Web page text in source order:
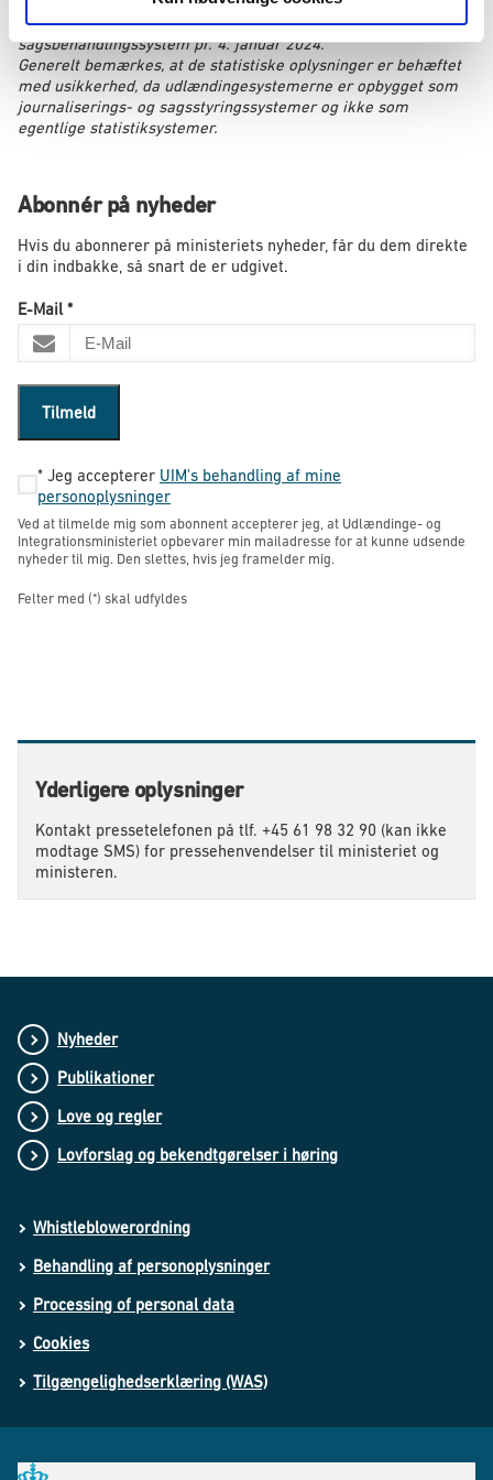
registreringer i udlændingemyndighedernes elektroniske
sagsbehandlingssystem pr. 4. januar 2024.
Generelt bemærkes, at de statistiske oplysninger er behæftet
med usikkerhed, da udlændingesystemerne er opbygget som
journaliserings- og sagsstyringssystemer og ikke som
egentlige statistiksystemer.
Abonnér på nyheder
Hvis du abonnerer på ministeriets nyheder, får du dem direkte
i din indbakke, så snart de er udgivet.
E-Mail *
Tilmeld
* Jeg accepterer UIM's behandling af mine
personoplysninger
Ved at tilmelde mig som abonnent accepterer jeg, at Udlændinge- og
Integrationsministeriet opbevarer min mailadresse for at kunne udsende
nyheder til mig. Den slettes, hvis jeg framelder mig.
Felter med (*) skal udfyldes
Yderligere oplysninger
Kontakt pressetelefonen på tlf. +45 61 98 32 90 (kan ikke
modtage SMS) for pressehenvendelser til ministeriet og
ministeren.
Nyheder
Publikationer
Love og regler
Lovforslag og bekendtgørelser i høring
Whistleblowerordning
Behandling af personoplysninger
Processing of personal data
Cookies
Tilgængelighedserklæring (WAS)